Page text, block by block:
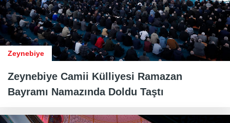
Zeynebiye
Zeynebiye Camii Külliyesi Ramazan
Bayramı Namazında Doldu Taştı